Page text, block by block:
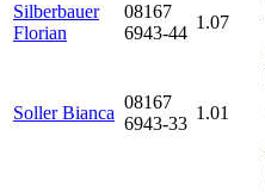
Silberbauer
Florian
08167
6943-44
1.07
Soller Bianca
08167
6943-33
1.01